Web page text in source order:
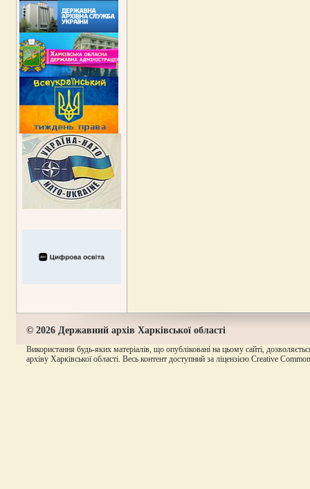
© 2026 Державний архів Харківської області
Використання будь-яких матеріалів, що опубліковані на цьому сайті,
архіву Харківської області. Весь контент доступний за ліцензією Creative